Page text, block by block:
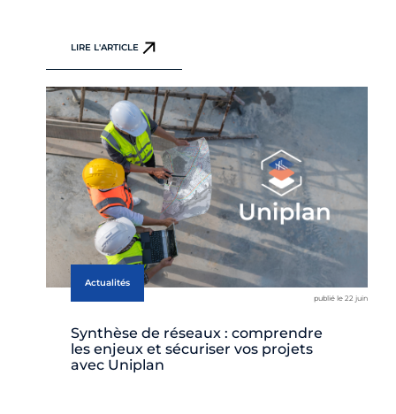
LIRE L'ARTICLE
Actualités
publié le 22 juin
Synthèse de réseaux : comprendre
les enjeux et sécuriser vos projets
avec Uniplan